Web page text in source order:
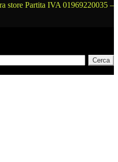
store Partita IVA 01969220035 –
Cerca